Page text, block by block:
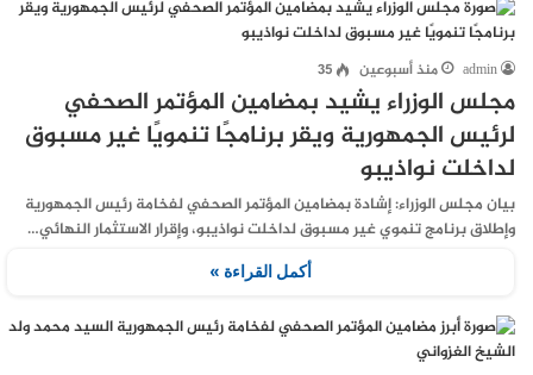
admin منذ أسبوعين 35
مجلس الوزراء يشيد بمضامين المؤتمر الصحفي
لرئيس الجمهورية ويقر برنامجًا تنمويًا غير مسبوق
لداخلت نواذيبو
بيان مجلس الوزراء: إشادة بمضامين المؤتمر الصحفي لفخامة رئيس الجمهورية
وإطلاق برنامج تنموي غير مسبوق لداخلت نواذيبو، وإقرار الاستثمار النهائي…
أكمل القراءة »